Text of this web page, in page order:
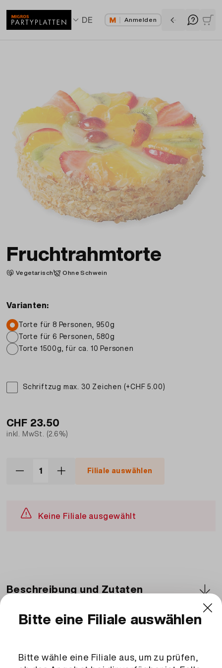
DE Anmelden
Fruchtrahmtorte
Vegetarisch Ohne Schwein
Varianten:
Torte für 8 Personen, 950g
Torte für 6 Personen, 580g
Torte 1500g, für ca. 10 Personen
Schriftzug max. 30 Zeichen (+CHF 5.00)
CHF 23.50
inkl. MwSt. (2.6%)
Filiale auswählen
Keine Filiale ausgewählt
Beschreibung und Zutaten
Rahmtorte mit verschiedenen Früchten belegt